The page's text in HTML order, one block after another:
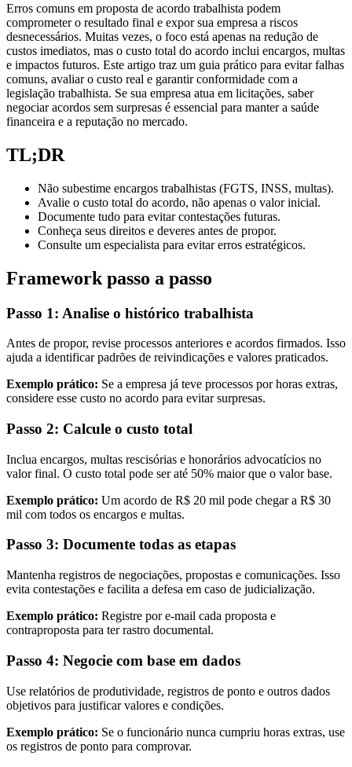
Erros comuns em proposta de acordo trabalhista podem
comprometer o resultado final e expor sua empresa a riscos
desnecessários. Muitas vezes, o foco está apenas na redução de
custos imediatos, mas o custo total do acordo inclui encargos, multas
e impactos futuros. Este artigo traz um guia prático para evitar falhas
comuns, avaliar o custo real e garantir conformidade com a
legislação trabalhista. Se sua empresa atua em licitações, saber
negociar acordos sem surpresas é essencial para manter a saúde
financeira e a reputação no mercado.
TL;DR
Não subestime encargos trabalhistas (FGTS, INSS, multas).
Avalie o custo total do acordo, não apenas o valor inicial.
Documente tudo para evitar contestações futuras.
Conheça seus direitos e deveres antes de propor.
Consulte um especialista para evitar erros estratégicos.
Framework passo a passo
Passo 1: Analise o histórico trabalhista
Antes de propor, revise processos anteriores e acordos firmados. Isso
ajuda a identificar padrões de reivindicações e valores praticados.
Exemplo prático: Se a empresa já teve processos por horas extras,
considere esse custo no acordo para evitar surpresas.
Passo 2: Calcule o custo total
Inclua encargos, multas rescisórias e honorários advocatícios no
valor final. O custo total pode ser até 50% maior que o valor base.
Exemplo prático: Um acordo de R$ 20 mil pode chegar a R$ 30
mil com todos os encargos e multas.
Passo 3: Documente todas as etapas
Mantenha registros de negociações, propostas e comunicações. Isso
evita contestações e facilita a defesa em caso de judicialização.
Exemplo prático: Registre por e-mail cada proposta e
contraproposta para ter rastro documental.
Passo 4: Negocie com base em dados
Use relatórios de produtividade, registros de ponto e outros dados
objetivos para justificar valores e condições.
Exemplo prático: Se o funcionário nunca cumpriu horas extras, use
os registros de ponto para comprovar.